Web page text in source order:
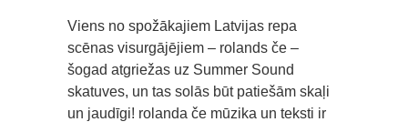
Viens no spožākajiem Latvijas repa
scēnas visurgājējiem – rolands če –
šogad atgriežas uz Summer Sound
skatuves, un tas solās būt patiešām skaļi
un jaudīgi! rolanda če mūzika un teksti ir